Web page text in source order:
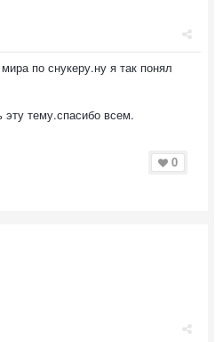
по снукеру.ну я так понял
тему.спасибо всем.
0